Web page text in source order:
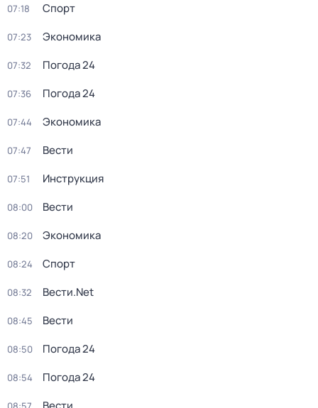
07:18 Спорт
07:23 Экономика
07:32 Погода 24
07:36 Погода 24
07:44 Экономика
07:47 Вести
07:51 Инструкция
08:00 Вести
08:20 Экономика
08:24 Спорт
08:32 Вести.Net
08:45 Вести
08:50 Погода 24
08:54 Погода 24